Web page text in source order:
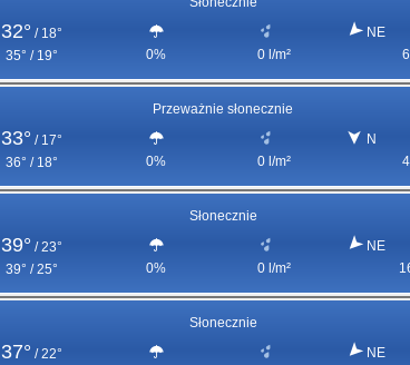
32° / 18°
35° / 19°
0% 0 l/m²
NE
Przeważnie słonecznie
33° / 17°
36° / 18°
0% 0 l/m²
N
Słonecznie
39° / 23°
39° / 25°
0% 0 l/m²
NE
Słonecznie
37° / 22°
NE